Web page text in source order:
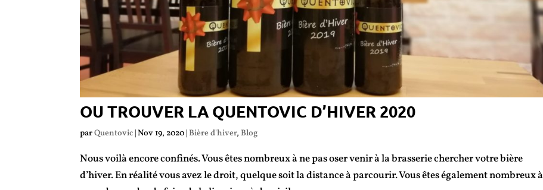
OU TROUVER LA QUENTOVIC D’HIVER 2020
parQuentovic|Nov 19, 2020|Bière d'hiver,Blog
Nous voilà encore confinés. Vous êtes nombreux à ne pas oser venir à la brasserie chercher votre bière
d’hiver. En réalité vous avez le droit, quelque soit la distance à parcourir. Vous êtes également nombreux à